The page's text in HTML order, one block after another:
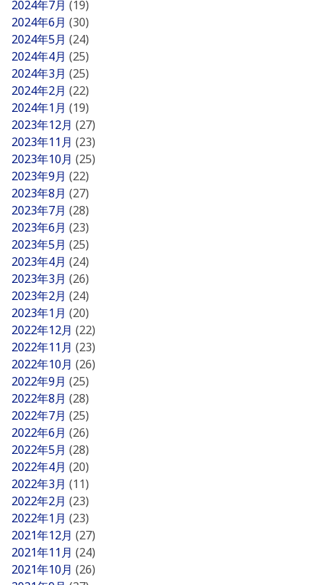
2024年7月 (19)
2024年6月 (30)
2024年5月 (24)
2024年4月 (25)
2024年3月 (25)
2024年2月 (22)
2024年1月 (19)
2023年12月 (27)
2023年11月 (23)
2023年10月 (25)
2023年9月 (22)
2023年8月 (27)
2023年7月 (28)
2023年6月 (23)
2023年5月 (25)
2023年4月 (24)
2023年3月 (26)
2023年2月 (24)
2023年1月 (20)
2022年12月 (22)
2022年11月 (23)
2022年10月 (26)
2022年9月 (25)
2022年8月 (28)
2022年7月 (25)
2022年6月 (26)
2022年5月 (28)
2022年4月 (20)
2022年3月 (11)
2022年2月 (23)
2022年1月 (23)
2021年12月 (27)
2021年11月 (24)
2021年10月 (26)